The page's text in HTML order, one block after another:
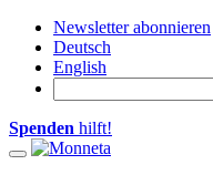
Newsletter abonnieren
Deutsch
English
Spenden hilft!
Toggle navigation